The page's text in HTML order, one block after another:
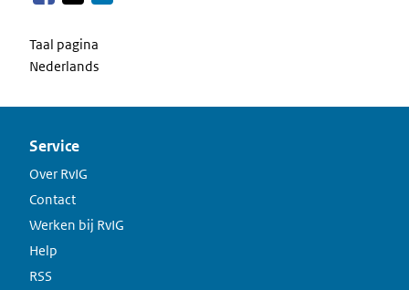
Taal pagina
Nederlands
Service
Over RvIG
Contact
Werken bij RvIG
Help
RSS